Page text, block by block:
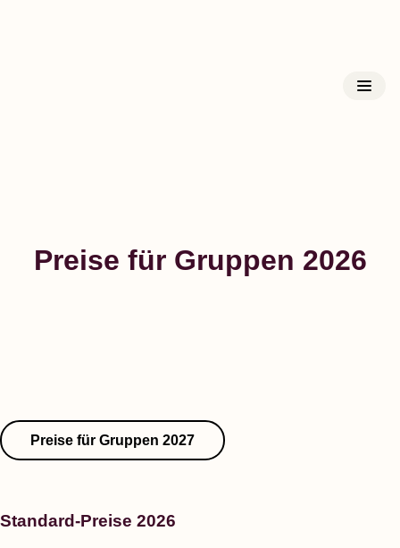
Preise für Gruppen 2026
Preise für Gruppen 2027
Standard-Preise 2026